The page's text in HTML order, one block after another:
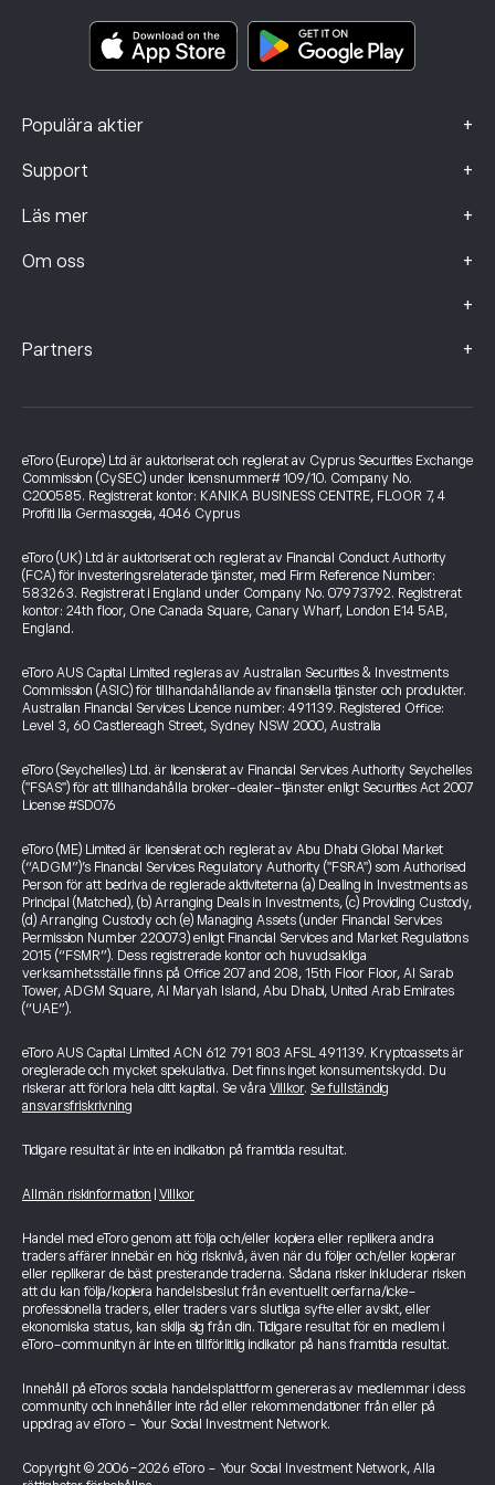
Populära aktier +
Support +
Läs mer +
Om oss +
+
Klagomålsdata (FCA-kunder)
Partners +
eToro (Europe) Ltd är auktoriserat och reglerat av Cyprus Securities Exchange
Commission (CySEC) under licensnummer# 109/10. Company No.
C200585. Registrerat kontor: KANIKA BUSINESS CENTRE, FLOOR 7, 4
Profiti Ilia Germasogeia, 4046 Cyprus
eToro (UK) Ltd är auktoriserat och reglerat av Financial Conduct Authority
(FCA) för investeringsrelaterade tjänster, med Firm Reference Number:
583263. Registrerat i England under Company No. 07973792. Registrerat
kontor: 24th floor, One Canada Square, Canary Wharf, London E14 5AB,
England.
eToro AUS Capital Limited regleras av Australian Securities & Investments
Commission (ASIC) för tillhandahållande av finansiella tjänster och produkter.
Australian Financial Services Licence number: 491139. Registered Office:
Level 3, 60 Castlereagh Street, Sydney NSW 2000, Australia
eToro (Seychelles) Ltd. är licensierat av Financial Services Authority Seychelles
("FSAS") för att tillhandahålla broker-dealer-tjänster enligt Securities Act 2007
License #SD076
eToro (ME) Limited är licensierat och reglerat av Abu Dhabi Global Market
(“ADGM”)’s Financial Services Regulatory Authority ("FSRA") som Authorised
Person för att bedriva de reglerade aktiviteterna (a) Dealing in Investments as
Principal (Matched), (b) Arranging Deals in Investments, (c) Providing Custody,
(d) Arranging Custody och (e) Managing Assets (under Financial Services
Permission Number 220073) enligt Financial Services and Market Regulations
2015 (“FSMR”). Dess registrerade kontor och huvudsakliga
verksamhetsställe finns på Office 207 and 208, 15th Floor Floor, Al Sarab
Tower, ADGM Square, Al Maryah Island, Abu Dhabi, United Arab Emirates
(“UAE”).
eToro AUS Capital Limited ACN 612 791 803 AFSL 491139. Kryptoassets är
oreglerade och mycket spekulativa. Det finns inget konsumentskydd. Du
riskerar att förlora hela ditt kapital. Se våra Villkor. Se fullständig
ansvarsfriskrivning
Tidigare resultat är inte en indikation på framtida resultat.
Allmän riskinformation Villkor
Handel med eToro genom att följa och/eller kopiera eller replikera andra
traders affärer innebär en hög risknivå, även när du följer och/eller kopierar
eller replikerar de bäst presterande traderna. Sådana risker inkluderar risken
att du kan följa/kopiera handelsbeslut från eventuellt oerfarna/icke-
professionella traders, eller traders vars slutliga syfte eller avsikt, eller
ekonomiska status, kan skilja sig från din. Tidigare resultat för en medlem i
eToro-communityn är inte en tillförlitlig indikator på hans framtida resultat.
Innehåll på eToros sociala handelsplattform genereras av medlemmar i dess
community och innehåller inte råd eller rekommendationer från eller på
uppdrag av eToro - Your Social Investment Network.
Copyright © 2006-2026 eToro - Your Social Investment Network, Alla